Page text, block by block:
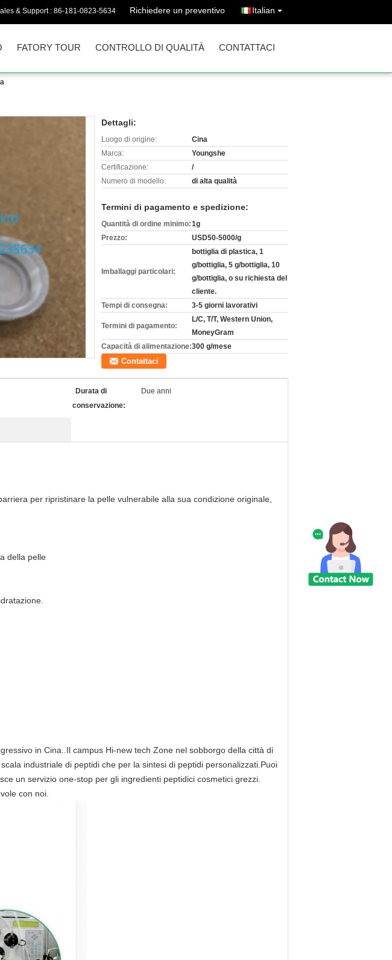
& Support : 86-181-0823-5634 Richiedere un preventivo Italian
FATORY TOUR CONTROLLO DI QUALITÀ CONTATTACI
Dettagli:
Luogo di origine:
Cina
Marca:
Youngshe
Certificazione:
/
Numero di modello:
di alta qualità
Termini di pagamento e spedizione:
Quantità di ordine minimo:1g
Prezzo:
USD50-5000/g
Imballaggi particolari:
bottiglia di plastica, 1
g/bottiglia, 5 g/bottiglia, 10
g/bottiglia, o su richiesta del
cliente.
Tempi di consegna:
3-5 giorni lavorativi
Termini di pagamento:
L/C, T/T, Western Union,
MoneyGram
Capacità di alimentazione:300 g/mese
Contattaci
Durata di
conservazione:
Due anni
per ripristinare la pelle vulnerabile alla sua condizione originale,
della pelle
in Cina..Il campus Hi-new tech Zone nel sobborgo della città di
industriale di peptidi che per la sintesi di peptidi personalizzati.Puoi
un servizio one-stop per gli ingredienti peptidici cosmetici grezzi.
con noi.